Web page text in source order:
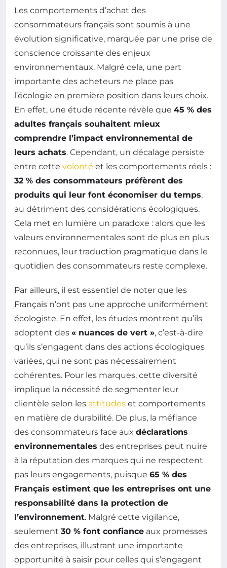
Les comportements d’achat des
consommateurs français sont soumis à une
évolution significative, marquée par une prise de
conscience croissante des enjeux
environnementaux. Malgré cela, une part
importante des acheteurs ne place pas
l’écologie en première position dans leurs choix.
En effet, une étude récente révèle que 45 % des
adultes français souhaitent mieux
comprendre l’impact environnemental de
leurs achats. Cependant, un décalage persiste
entre cette volonté et les comportements réels :
32 % des consommateurs préfèrent des
produits qui leur font économiser du temps,
au détriment des considérations écologiques.
Cela met en lumière un paradoxe : alors que les
valeurs environnementales sont de plus en plus
reconnues, leur traduction pragmatique dans le
quotidien des consommateurs reste complexe.
Par ailleurs, il est essentiel de noter que les
Français n’ont pas une approche uniformément
écologiste. En effet, les études montrent qu’ils
adoptent des « nuances de vert », c’est-à-dire
qu’ils s’engagent dans des actions écologiques
variées, qui ne sont pas nécessairement
cohérentes. Pour les marques, cette diversité
implique la nécessité de segmenter leur
clientèle selon les attitudes et comportements
en matière de durabilité. De plus, la méfiance
des consommateurs face aux déclarations
environnementales des entreprises peut nuire
à la réputation des marques qui ne respectent
pas leurs engagements, puisque 65 % des
Français estiment que les entreprises ont une
responsabilité dans la protection de
l’environnement. Malgré cette vigilance,
seulement 30 % font confiance aux promesses
des entreprises, illustrant une importante
opportunité à saisir pour celles qui s’engagent